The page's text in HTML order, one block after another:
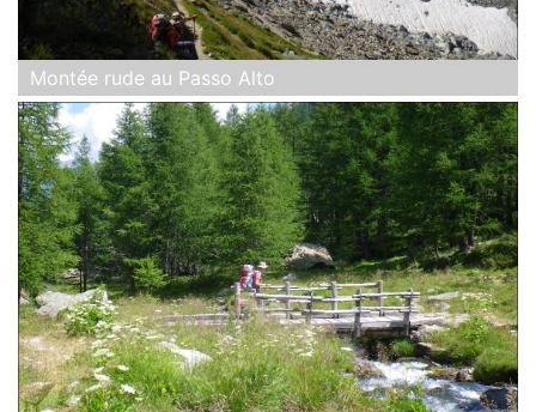
Montée rude au Passo Alto